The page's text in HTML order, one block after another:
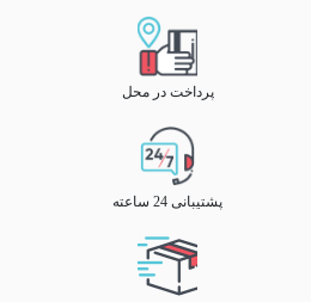
پرداخت در محل
پشتیبانی 24 ساعته